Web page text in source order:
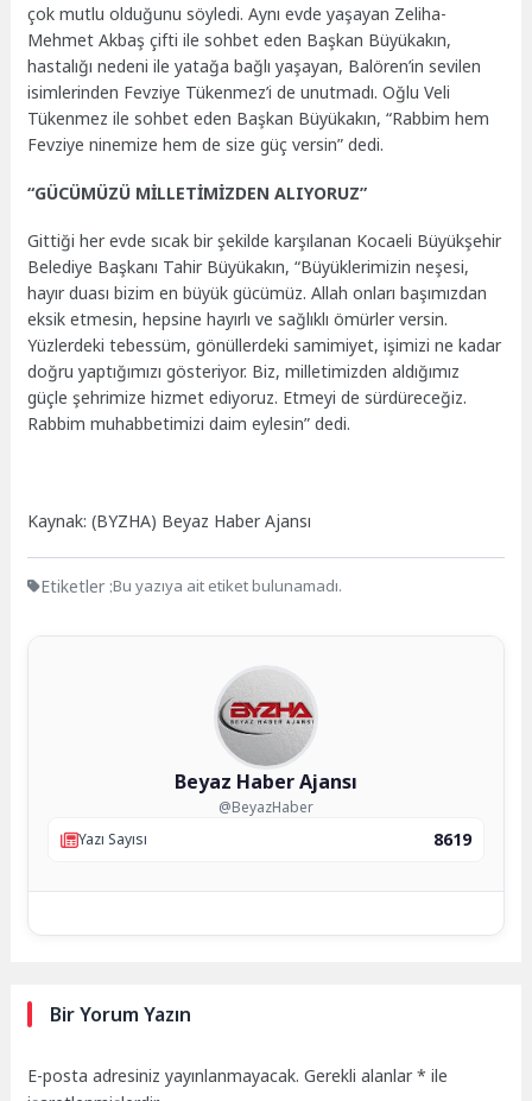
çok mutlu olduğunu söyledi. Aynı evde yaşayan Zeliha-
Mehmet Akbaş çifti ile sohbet eden Başkan Büyükakın,
hastalığı nedeni ile yatağa bağlı yaşayan, Balören’in sevilen
isimlerinden Fevziye Tükenmez’i de unutmadı. Oğlu Veli
Tükenmez ile sohbet eden Başkan Büyükakın, “Rabbim hem
Fevziye ninemize hem de size güç versin” dedi.
“GÜCÜMÜZÜ MİLLETİMİZDEN ALIYORUZ”
Gittiği her evde sıcak bir şekilde karşılanan Kocaeli Büyükşehir
Belediye Başkanı Tahir Büyükakın, “Büyüklerimizin neşesi,
hayır duası bizim en büyük gücümüz. Allah onları başımızdan
eksik etmesin, hepsine hayırlı ve sağlıklı ömürler versin.
Yüzlerdeki tebessüm, gönüllerdeki samimiyet, işimizi ne kadar
doğru yaptığımızı gösteriyor. Biz, milletimizden aldığımız
güçle şehrimize hizmet ediyoruz. Etmeyi de sürdüreceğiz.
Rabbim muhabbetimizi daim eylesin” dedi.
Kaynak: (BYZHA) Beyaz Haber Ajansı
Etiketler :Bu yazıya ait etiket bulunamadı.
Beyaz Haber Ajansı
@BeyazHaber
Yazı Sayısı
8619
Bir Yorum Yazın
E-posta adresiniz yayınlanmayacak. Gerekli alanlar* ile